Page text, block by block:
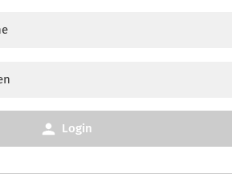
Login